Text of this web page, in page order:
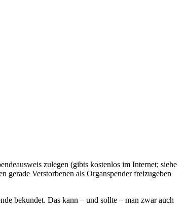
gerade Verstorbenen als Organspender freizugeben
bekundet. Das kann – und sollte – man zwar auch